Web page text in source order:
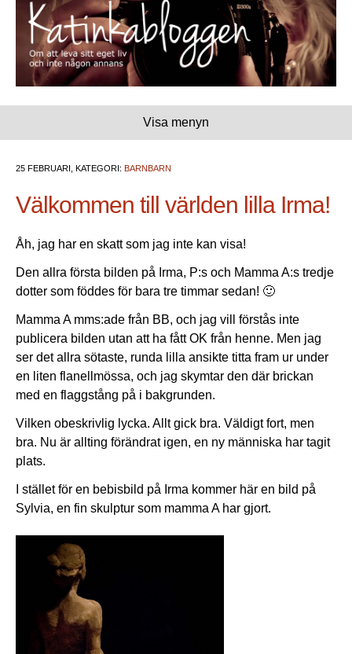
Visa menyn
25 FEBRUARI, KATEGORI: BARNBARN
Välkommen till världen lilla Irma!
Åh, jag har en skatt som jag inte kan visa!
Den allra första bilden på Irma, P:s och Mamma A:s tredje
dotter som föddes för bara tre timmar sedan! 🙂
Mamma A mms:ade från BB, och jag vill förstås inte
publicera bilden utan att ha fått OK från henne. Men jag
ser det allra sötaste, runda lilla ansikte titta fram ur under
en liten flanellmössa, och jag skymtar den där brickan
med en flaggstång på i bakgrunden.
Vilken obeskrivlig lycka. Allt gick bra. Väldigt fort, men
bra. Nu är allting förändrat igen, en ny människa har tagit
plats.
I stället för en bebisbild på Irma kommer här en bild på
Sylvia, en fin skulptur som mamma A har gjort.